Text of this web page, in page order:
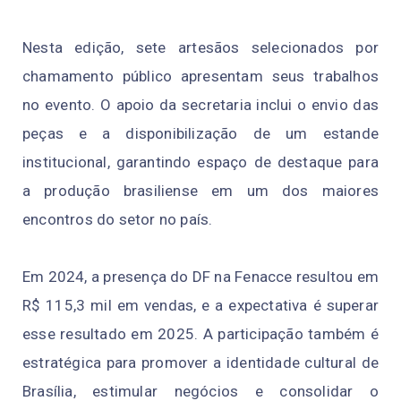
Nesta edição, sete artesãos selecionados por
chamamento público apresentam seus trabalhos
no evento. O apoio da secretaria inclui o envio das
peças e a disponibilização de um estande
institucional, garantindo espaço de destaque para
a produção brasiliense em um dos maiores
encontros do setor no país.
Em 2024, a presença do DF na Fenacce resultou em
R$ 115,3 mil em vendas, e a expectativa é superar
esse resultado em 2025. A participação também é
estratégica para promover a identidade cultural de
Brasília, estimular negócios e consolidar o